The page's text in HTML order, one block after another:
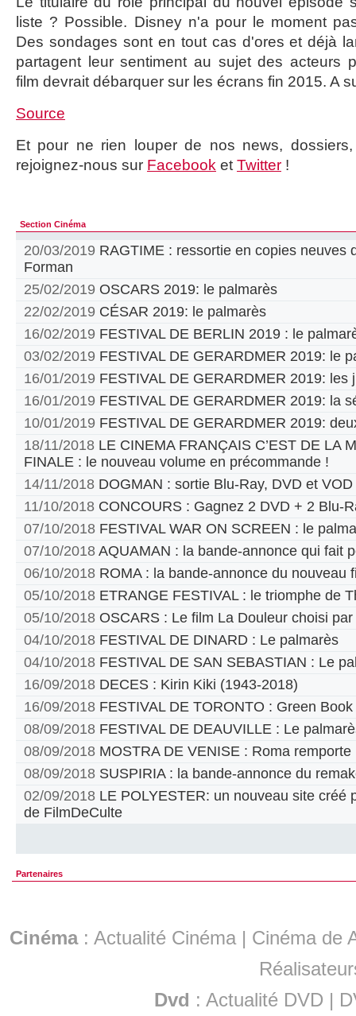
liste ? Possible. Disney n'a pour le moment
Des sondages sont en tout cas d'ores et déjà
partagent leur sentiment au sujet des acteurs
film devrait débarquer sur les écrans fin 2015. A
Source
Et pour ne rien louper de nos news,
rejoignez-nous sur Facebook et Twitter !
Section Cinéma
20/03/2019 RAGTIME : ressortie en copies neuves
Forman
25/02/2019 OSCARS 2019: le palmarès
22/02/2019 CÉSAR 2019: le palmarès
16/02/2019 FESTIVAL DE BERLIN 2019 : le
03/02/2019 FESTIVAL DE GERARDMER 2019: le
16/01/2019 FESTIVAL DE GERARDMER 2019: les
16/01/2019 FESTIVAL DE GERARDMER 2019: la
10/01/2019 FESTIVAL DE GERARDMER 2019:
18/11/2018 LE CINEMA FRANÇAIS C’EST DE LA
FINALE : le nouveau volume en précommande !
14/11/2018 DOGMAN : sortie Blu-Ray, DVD et VOD
11/10/2018 CONCOURS : Gagnez 2 DVD + 2 Blu-
07/10/2018 FESTIVAL WAR ON SCREEN : le
07/10/2018 AQUAMAN : la bande-annonce qui fait
06/10/2018 ROMA : la bande-annonce du nouveau
05/10/2018 ETRANGE FESTIVAL : le triomphe de
05/10/2018 OSCARS : Le film La Douleur choisi
04/10/2018 FESTIVAL DE DINARD : Le palmarès
04/10/2018 FESTIVAL DE SAN SEBASTIAN : Le
16/09/2018 DECES : Kirin Kiki (1943-2018)
16/09/2018 FESTIVAL DE TORONTO : Green
08/09/2018 FESTIVAL DE DEAUVILLE : Le
08/09/2018 MOSTRA DE VENISE : Roma remporte
08/09/2018 SUSPIRIA : la bande-annonce du
02/09/2018 LE POLYESTER: un nouveau site créé
de FilmDeCulte
Partenaires
Cinéma: Actualité Cinéma | Cinéma de
Dvd : Actualité DVD |